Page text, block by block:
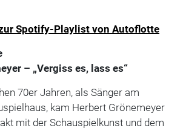
Spotify-Playlist von Autoflotte
– „Vergiss es, lass es“
70er Jahren, als Sänger am
kam Herbert Grönemeyer
mit der Schauspielkunst und dem